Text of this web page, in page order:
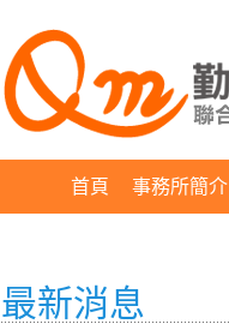
首頁 事務所簡介
最新消息